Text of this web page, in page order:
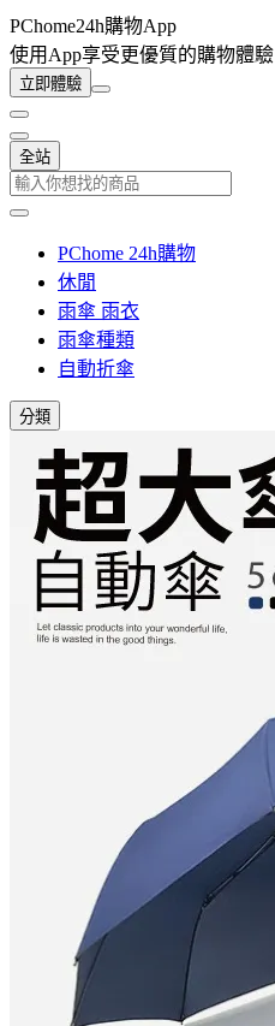
PChome24h購物App
使用App享受更優質的購物體驗
立即體驗
全站
PChome 24h購物
休閒
雨傘 雨衣
雨傘種類
自動折傘
分類